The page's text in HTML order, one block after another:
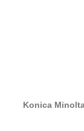
Konica